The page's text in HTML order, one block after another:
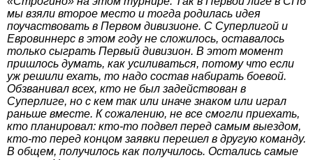
мы взяли второе место и тогда родилась идея
поучаствовать в Первом дивизионе. С Суперлигой и
Евровиннерс в этом году не сложилось, оставалось
только сыграть Первый дивизион. В этот момент
пришлось думать, как усиливаться, потому что если
уж решили ехать, то надо состав набирать боевой.
Обзванивал всех, кто не был задействован в
Суперлиге, но с кем так или иначе знаком или играл
раньше вместе. К сожалению, не все смогли приехать,
кто планировал: кто-то подвел перед самым выездом,
кто-то перед концом заявки перешел в другую команду.
В общем, получилось как получилось. Остались самые